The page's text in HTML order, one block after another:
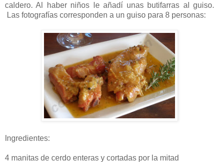
caldero. Al haber niños le añadí unas butifarras al guiso.
Las fotografías corresponden a un guiso para 8 personas:
Ingredientes:
4 manitas de cerdo enteras y cortadas por la mitad